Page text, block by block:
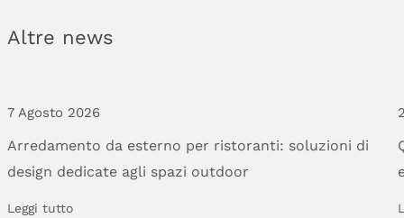
Altre news
7 Agosto 2026
Arredamento da esterno per ristoranti: soluzioni di
design dedicate agli spazi outdoor
Leggi tutto